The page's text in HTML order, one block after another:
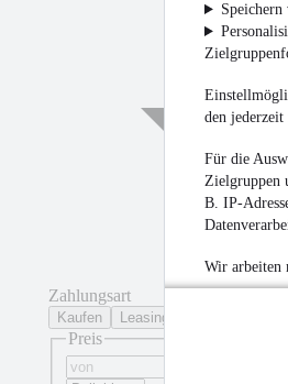
den
Für die
Zielgruppen
B. IP-
Wir arbeiten
Zahlungsart
Kaufen Leasing
Preis